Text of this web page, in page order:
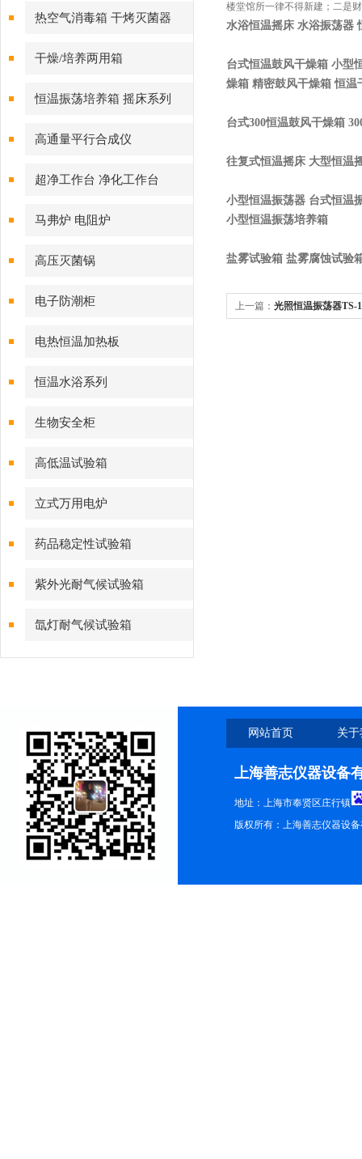
热空气消毒箱 干烤灭菌器
干燥/培养两用箱
恒温振荡培养箱 摇床系列
高通量平行合成仪
超净工作台 净化工作台
马弗炉 电阻炉
高压灭菌锅
电子防潮柜
电热恒温加热板
恒温水浴系列
生物安全柜
高低温试验箱
立式万用电炉
药品稳定性试验箱
紫外光耐气候试验箱
氙灯耐气候试验箱
楼堂馆所一律不得新建；二是
水浴恒温摇床 水浴振荡器
台式恒温鼓风干燥箱 小型
燥箱 精密鼓风干燥箱 恒温
台式300恒温鼓风干燥箱
往复式恒温摇床 大型恒温
小型恒温振荡器 台式恒温
小型恒温振荡培养箱
盐雾试验箱 盐雾腐蚀试验
上一篇： 光照恒温振荡器TS-
网站首页 关
上海善志仪器设备
地址：上海市奉贤区庄行镇
版权所有：上海善志仪器设